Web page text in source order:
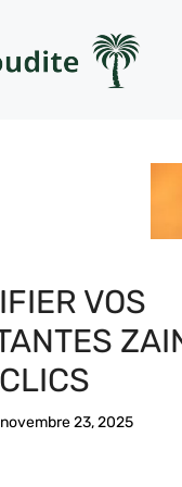
VOS
novembre 23, 2025